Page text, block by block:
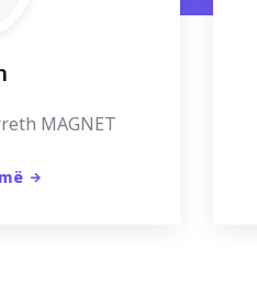
MAGNET